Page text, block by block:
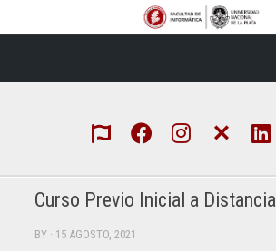
Curso Previo Inicial a Distancia
BY · 15 AGOSTO, 2021